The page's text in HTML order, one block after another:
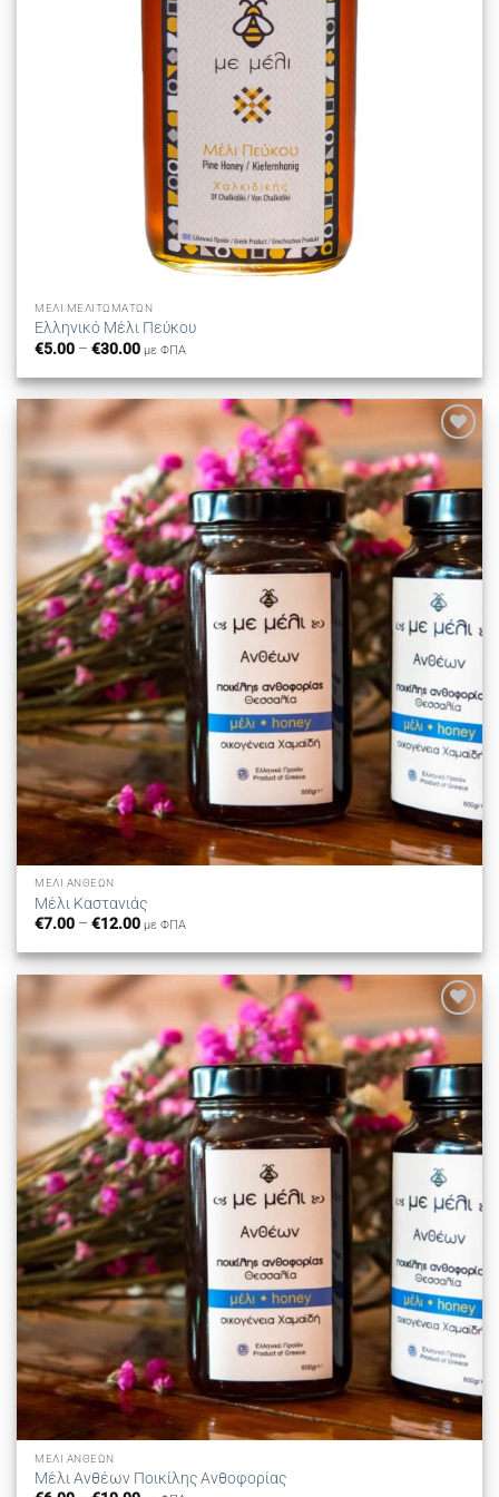
ΜΈΛΙ ΜΕΛΙΤΩΜΆΤΩΝ
Ελληνικό Μέλι Πεύκου
€5.00 – €30.00Price
range:
€5.00
through
€30.00
με ΦΠΑ
Προσθήκη
στη λίστα
επιθυμιών
ΜΈΛΙ ΑΝΘΈΩΝ
Μέλι Καστανιάς
€7.00 – €12.00Price
range:
€7.00
through
€12.00
με ΦΠΑ
Προσθήκη
στη λίστα
επιθυμιών
ΜΈΛΙ ΑΝΘΈΩΝ
Μέλι Ανθέων Ποικίλης Ανθοφορίας